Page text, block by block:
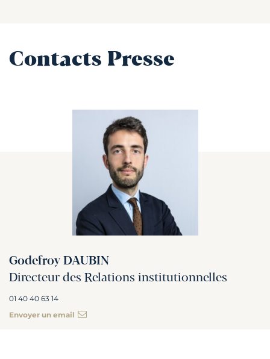
Contacts Presse
Godefroy DAUBIN
Directeur des Relations institutionnelles
01 40 40 63 14
Envoyer un email